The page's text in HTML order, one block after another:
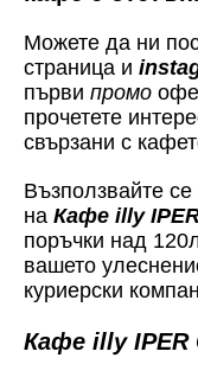
Можете да ни
страница и
първи промо
прочетете
свързани с
Възползвайте
на Кафе illy
поръчки над
вашето
куриерски
Кафе illy IPER